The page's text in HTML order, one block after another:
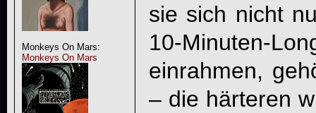
Monkeys On Mars:
Monkeys On Mars
sie sich nicht
10-Minuten-
einrahmen,
– die härteren